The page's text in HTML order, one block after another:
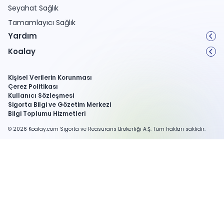
Seyahat Sağlık
Tamamlayıcı Sağlık
Yardım
Koalay
Kişisel Verilerin Korunması
Çerez Politikası
Kullanıcı Sözleşmesi
Sigorta Bilgi ve Gözetim Merkezi
Bilgi Toplumu Hizmetleri
© 2026 Koalay.com Sigorta ve Reasürans Brokerliği A.Ş. Tüm hakları saklıdır.